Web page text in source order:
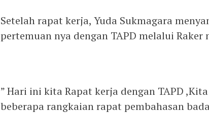
Setelah rapat kerja, Yuda Sukmagara
pertemuan nya dengan TAPD melalui Raker
” Hari ini kita Rapat kerja dengan TAPD
beberapa rangkaian rapat pembahasan